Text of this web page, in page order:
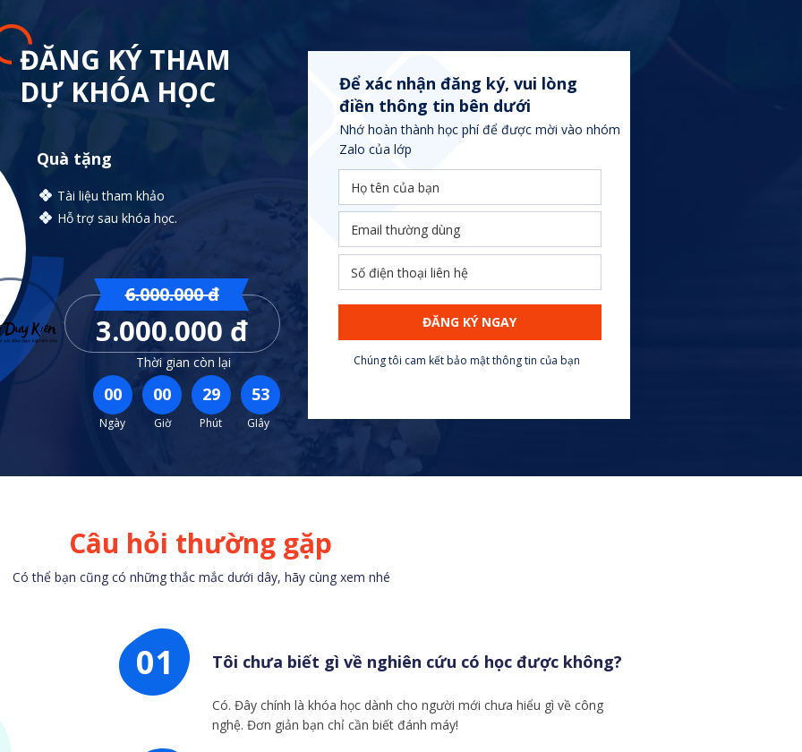
Để xác nhận đăng ký, vui lòng
điền thông tin bên dưới
Nhớ hoàn thành học phí để được mời vào nhóm
Zalo của lớp
Chúng tôi cam kết bảo mật thông tin của bạn
ĐĂNG KÝ NGAY
3.000.000 đ
6.000.000 đ
00 00 29 52
Thời gian còn lại
Ngày Giờ Phút GIây
ĐĂNG KÝ THAM
DỰ KHÓA HỌC
Tài liệu tham khảo
Hỗ trợ sau khóa học.
Quà tặng
Câu hỏi thường gặp
Có thể bạn cũng có những thắc mắc dưới dây, hãy cùng xem nhé
01 Tôi chưa biết gì về nghiên cứu có học được không?
Có. Đây chính là khóa học dành cho người mới chưa hiểu gì về công
nghệ. Đơn giản bạn chỉ cần biết đánh máy!